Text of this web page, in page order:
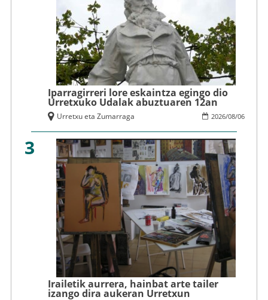
Iparragirreri lore eskaintza egingo dio
Urretxuko Udalak abuztuaren 12an
2026/08/06
Urretxu eta Zumarraga
3
Irailetik aurrera, hainbat arte tailer
izango dira aukeran Urretxun